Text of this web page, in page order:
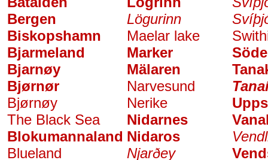
Bergen
Biskopshamn
Bjarmeland
Bjarnøy
Bjørnør
Bjørnøy
The Black Sea
Blokumannaland
Blueland
Lögurinn
Maelar lake
Marker
Mälaren
Narvesund
Nerike
Nidarnes
Nidaros
Njarðey